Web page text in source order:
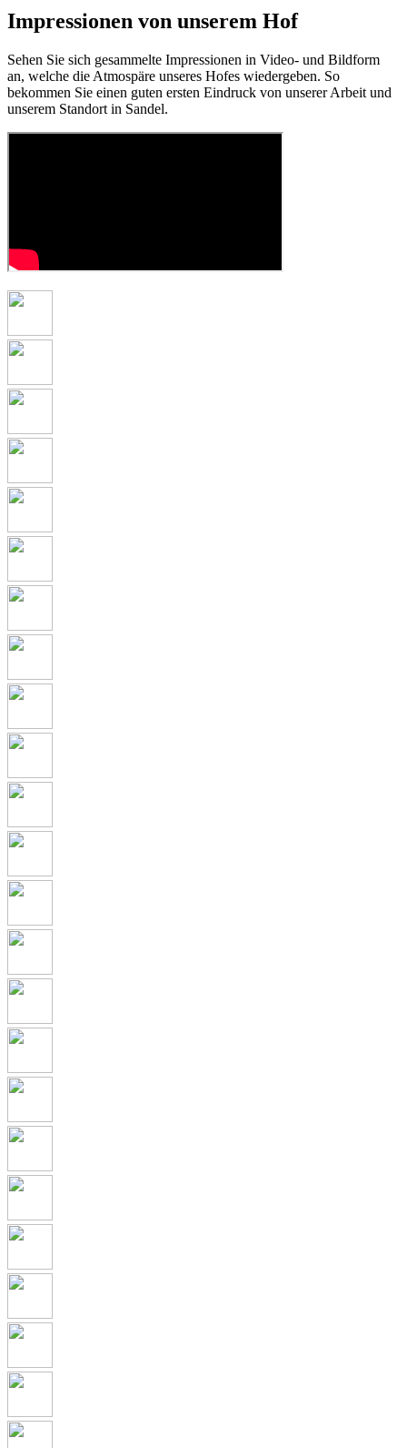
Impressionen von unserem Hof
Sehen Sie sich gesammelte Impressionen in Video- und Bildform
an, welche die Atmospäre unseres Hofes wiedergeben. So
bekommen Sie einen guten ersten Eindruck von unserer Arbeit und
unserem Standort in Sandel.